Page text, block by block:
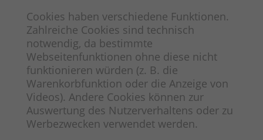
Cookies haben verschiedene Funktionen.
Zahlreiche Cookies sind technisch
notwendig, da bestimmte
Webseitenfunktionen ohne diese nicht
funktionieren würden (z. B. die
Warenkorbfunktion oder die Anzeige von
Videos). Andere Cookies können zur
Auswertung des Nutzerverhaltens oder zu
Werbezwecken verwendet werden.